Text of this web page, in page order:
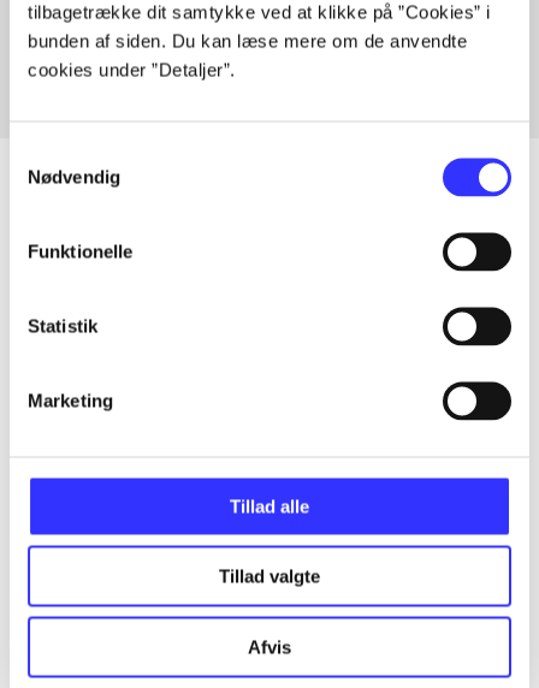
tilbagetrække dit samtykke ved at klikke på ”Cookies” i
bunden af siden. Du kan læse mere om de anvendte
cookies under ”Detaljer”.
Nødvendig
Funktionelle
Statistik
Marketing
Tillad alle
Tillad valgte
Afvis
Fra
Artikler